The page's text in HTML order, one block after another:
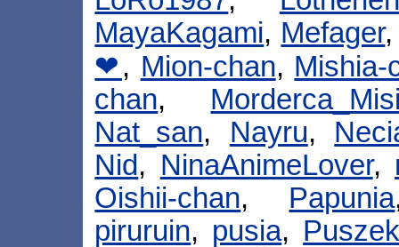
MayaKagami, Mefager
❤ , Mion-chan, Mishia-
chan,
Nat_san, Nayru,
Nid, NinaAnimeLover,
Oishii-chan, Papunia
piruruin, pusia,